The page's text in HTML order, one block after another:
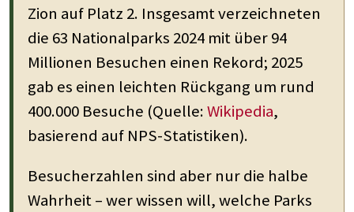
Zion auf Platz 2. Insgesamt verzeichneten
die 63 Nationalparks 2024 mit über 94
Millionen Besuchen einen Rekord; 2025
gab es einen leichten Rückgang um rund
400.000 Besuche (Quelle:Wikipedia,
basierend auf NPS-Statistiken).
Besucherzahlen sind aber nur die halbe
Wahrheit – wer wissen will, welche Parks